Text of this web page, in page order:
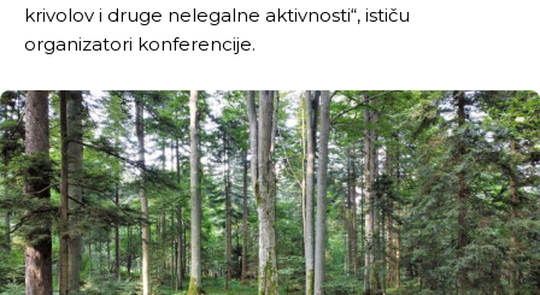
krivolov i druge nelegalne aktivnosti“, ističu
organizatori konferencije.